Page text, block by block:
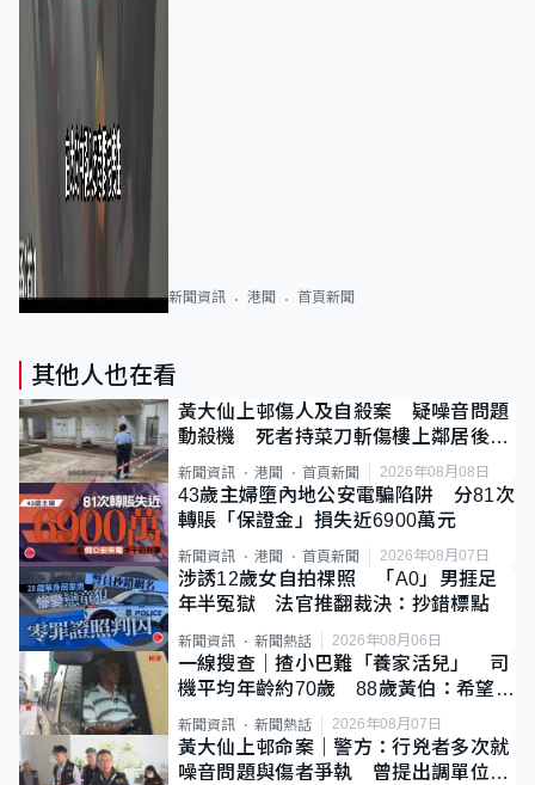
新聞資訊 港聞 首頁新聞
其他人也在看
黃大仙上邨傷人及自殺案 疑噪音問題
動殺機 死者持菜刀斬傷樓上鄰居後墮
斃
新聞資訊 港聞 首頁新聞 2026年08月08日
43歲主婦墮內地公安電騙陷阱 分81次
轉賬「保證金」損失近6900萬元
新聞資訊 港聞 首頁新聞 2026年08月07日
涉誘12歲女自拍祼照 「A0」男捱足
年半冤獄 法官推翻裁決：抄錯標點
新聞資訊 新聞熱話 2026年08月06日
一線搜查｜揸小巴難「養家活兒」 司
機平均年齡約70歲 88歲黃伯：希望一
直揸落去
新聞資訊 新聞熱話 2026年08月07日
黃大仙上邨命案｜警方：行兇者多次就
噪音問題與傷者爭執 曾提出調單位已